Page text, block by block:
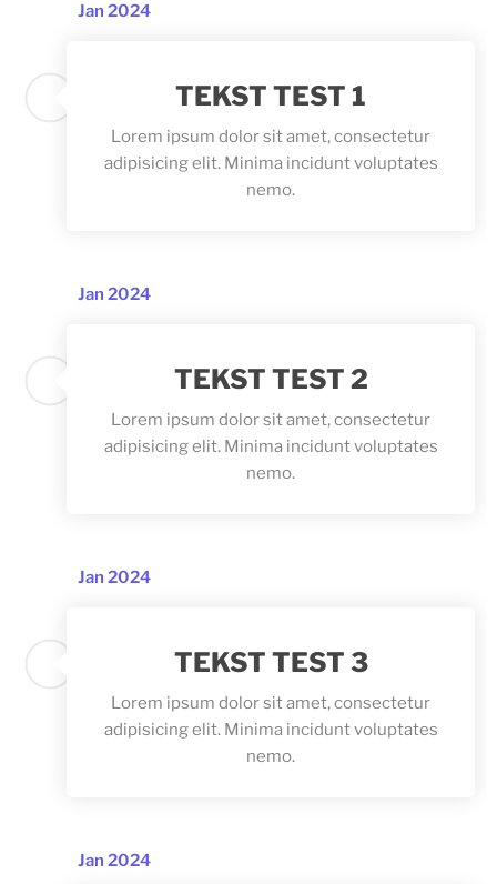
Jan 2024
TEKST TEST 1
Lorem ipsum dolor sit amet, consectetur
adipisicing elit. Minima incidunt voluptates
nemo.
Jan 2024
TEKST TEST 2
Lorem ipsum dolor sit amet, consectetur
adipisicing elit. Minima incidunt voluptates
nemo.
Jan 2024
TEKST TEST 3
Lorem ipsum dolor sit amet, consectetur
adipisicing elit. Minima incidunt voluptates
nemo.
Jan 2024